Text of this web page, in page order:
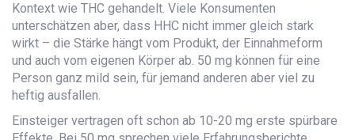
Kontext wie THC gehandelt. Viele Konsumenten
unterschätzen aber, dass HHC nicht immer gleich stark
wirkt – die Stärke hängt vom Produkt, der Einnahmeform
und auch vom eigenen Körper ab. 50 mg können für eine
Person ganz mild sein, für jemand anderen aber viel zu
heftig ausfallen.
Einsteiger vertragen oft schon ab 10-20 mg erste spürbare